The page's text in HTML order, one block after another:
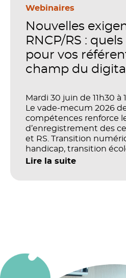
stratégique. Mais
investissements sur les
productivité et la
Webinaires
Nouvelles
RNCP/RS :
pour vos
champ du
Mardi 30 juin de 11h30 à
Le vade-mecum 2026
compétences renforce
d’enregistrement des
et RS. Transition
handicap, transition
impacts concrets pour
Lire la suite